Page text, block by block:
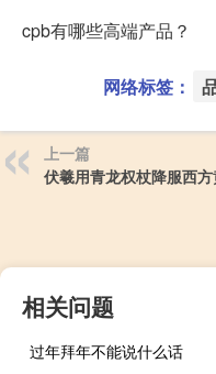
cpb有哪些高端产品？
网络标签：
上一篇
伏羲用青龙权杖降服西
相关问题
过年拜年不能说什么话